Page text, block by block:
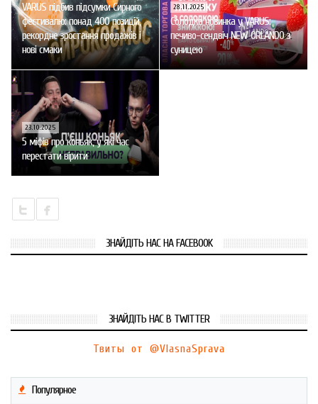
VARUS підбив підсумки Сирного
фестивалю: понад 400 позицій,
рекордне зростання продажів і
нові смаки
28.11.2025
Солодка новинка у VARUS:
печиво-сендвіч NEW ORLANDO з
суницею
23.10.2025
5 міфів про коньяк, у які час
перестати вірити
ЗНАЙДІТЬ НАС НА FACEBOOK
ЗНАЙДІТЬ НАС В TWITTER
Твиты от @VlasnaSprava
Популярное